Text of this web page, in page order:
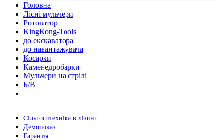
Головна
Лісні мульчери
Ротоватор
KingKong-Tools
до екскаватора
до навантажувача
Косарки
Каменедробарки
Мульчери на стрілі
Б/В
Сільгосптехніка в лізинг
Демопоказ
Гарантія